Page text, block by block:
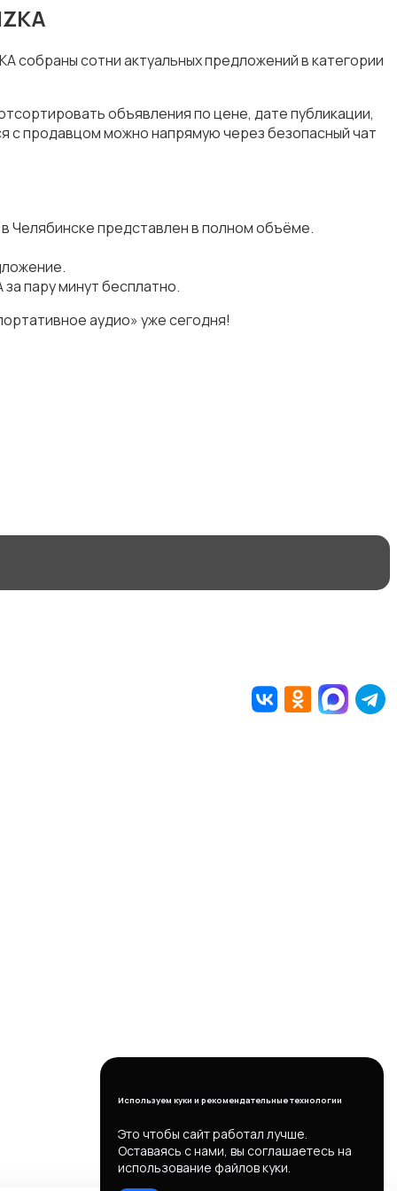
собраны сотни актуальных предложений в категории
объявления по цене, дате публикации,
с продавцом можно напрямую через безопасный чат
Челябинске представлен в полном объёме.
пару минут бесплатно.
аудио» уже сегодня!
Используем куки и рекомендательные технологии
Это чтобы сайт работал лучше.
Оставаясь с нами, вы соглашаетесь на
использование файлов куки.